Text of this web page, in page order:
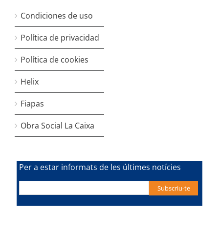
Condiciones de uso
Política de privacidad
Política de cookies
Helix
Fiapas
Obra Social La Caixa
Per a estar informats de les últimes notícies